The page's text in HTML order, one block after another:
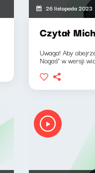
26 listopada 2023
Czytał
Uwaga! Aby
Nogaś" w wersji